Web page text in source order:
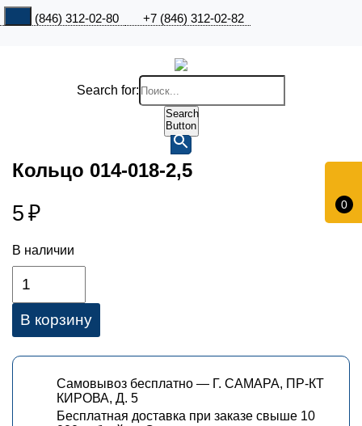
+7 (846) 312-02-80 +7 (846) 312-02-82
0
Search for:
Search
Button
Кольцо 014-018-2,5
5 ₽
В наличии
В корзину
Самовывоз бесплатно — Г. САМАРА, ПР-КТ
КИРОВА, Д. 5
Бесплатная доставка при заказе свыше 10